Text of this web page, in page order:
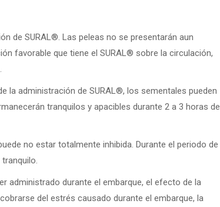
de SURAL®. Las peleas no se presentarán aun
favorable que tiene el SURAL® sobre la circulación,
la administración de SURAL®, los sementales pueden
tranquilos y apacibles durante 2 a 3 horas de
no estar totalmente inhibida. Durante el periodo de
administrado durante el embarque, el efecto de la
del estrés causado durante el embarque, la